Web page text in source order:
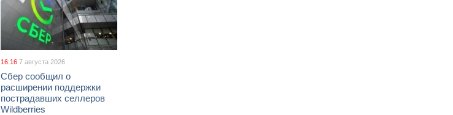
16:16 7 августа 2026
Сбер сообщил о
расширении поддержки
пострадавших селлеров
Wildberries